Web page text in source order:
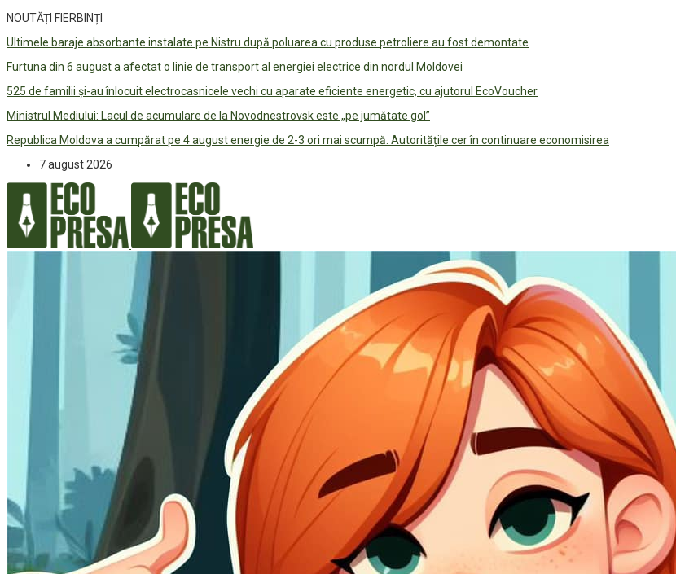
NOUTĂȚI FIERBINȚI
Ultimele baraje absorbante instalate pe Nistru după poluarea cu produse petroliere au fost demontate
Furtuna din 6 august a afectat o linie de transport al energiei electrice din nordul Moldovei
525 de familii și-au înlocuit electrocasnicele vechi cu aparate eficiente energetic, cu ajutorul EcoVoucher
Ministrul Mediului: Lacul de acumulare de la Novodnestrovsk este „pe jumătate gol”
Republica Moldova a cumpărat pe 4 august energie de 2-3 ori mai scumpă. Autoritățile cer în continuare economisirea
7 august 2026